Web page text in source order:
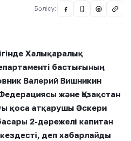
Бөлісу: @
Халықаралық
бастығының
Валерий Вишникин
және Қазақстан
қоса атқарушы Әскери
2-дәрежелі капитан
деп хабарлайды